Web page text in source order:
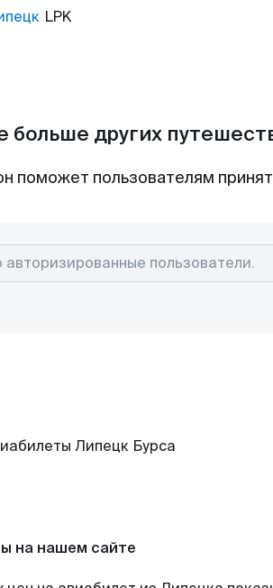
LPK
больше других
поможет пользователям
на нашем сайте